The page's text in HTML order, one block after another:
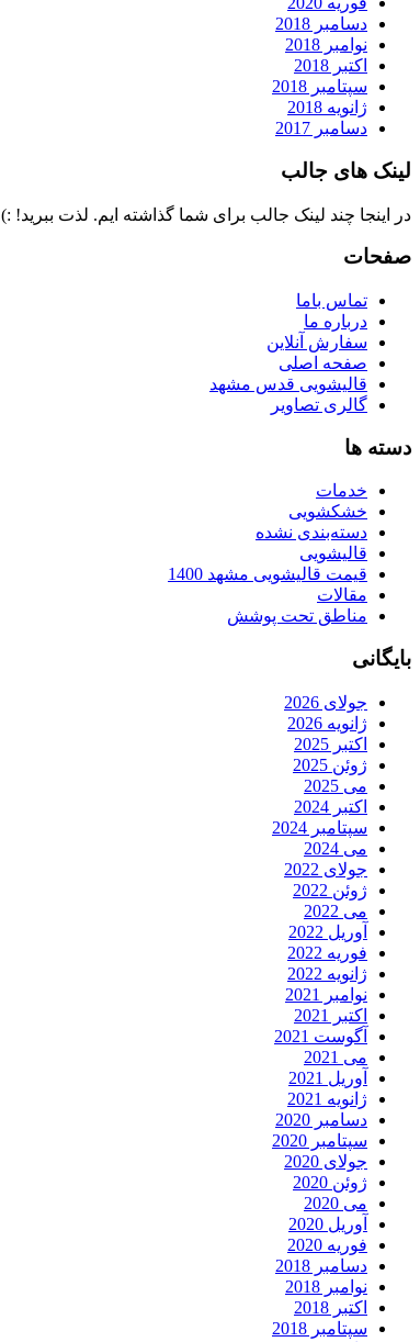
دسامبر 2018
نوامبر 2018
اکتبر 2018
سپتامبر 2018
ژانویه 2018
دسامبر 2017
لینک های جالب
در اینجا چند لینک جالب برای شما گذاشته ایم. لذت ببرید! :)
صفحات
تماس باما
درباره ما
سفارش آنلاین
صفحه اصلی
قالیشویی قدس مشهد
گالری تصاویر
دسته ها
خدمات
خشکشویی
دسته‌بندی نشده
قالیشویی
قیمت قالیشویی مشهد 1400
مقالات
مناطق تحت پوشش
بایگانی
جولای 2026
ژانویه 2026
اکتبر 2025
ژوئن 2025
می 2025
اکتبر 2024
سپتامبر 2024
می 2024
جولای 2022
ژوئن 2022
می 2022
آوریل 2022
فوریه 2022
ژانویه 2022
نوامبر 2021
اکتبر 2021
آگوست 2021
می 2021
آوریل 2021
ژانویه 2021
دسامبر 2020
سپتامبر 2020
جولای 2020
ژوئن 2020
می 2020
آوریل 2020
فوریه 2020
دسامبر 2018
نوامبر 2018
اکتبر 2018
سپتامبر 2018